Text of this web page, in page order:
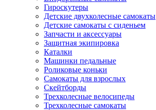
Гироскутеры
Детские двухколесные самокаты
Детские самокаты с сиденьем
Запчасти и аксессуары
Защитная экипировка
Каталки
Машинки педальные
Роликовые коньки
Самокаты для взрослых
Скейтборды
Трехколесные велосипеды
Трехколесные самокаты